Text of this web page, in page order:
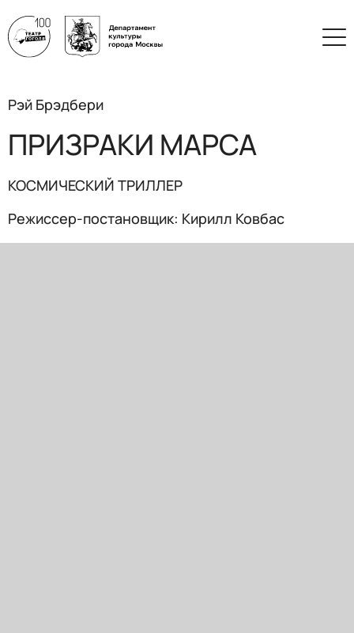
Рэй Брэдбери
ПРИЗРАКИ МАРСА
КОСМИЧЕСКИЙ ТРИЛЛЕР
Режиссер-постановщик: Кирилл Ковбас